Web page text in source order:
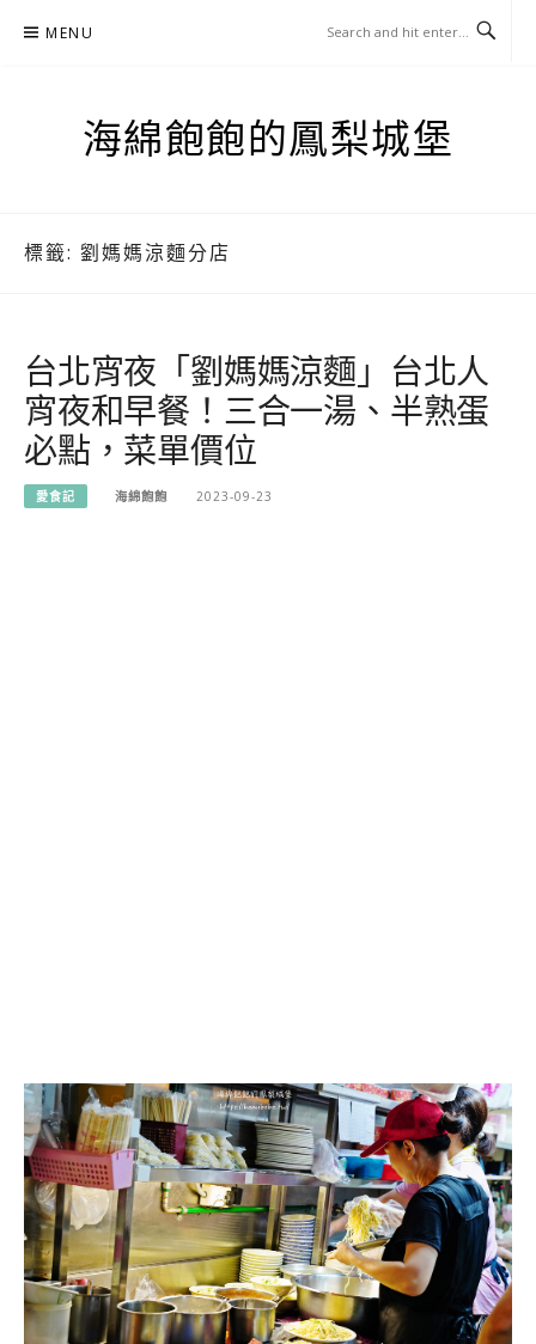
MENU
海綿飽飽的鳳梨城堡
標籤: 劉媽媽涼麵分店
台北宵夜「劉媽媽涼麵」台北人
宵夜和早餐！三合一湯、半熟蛋
必點，菜單價位
愛食記 海綿飽飽 2023-09-23